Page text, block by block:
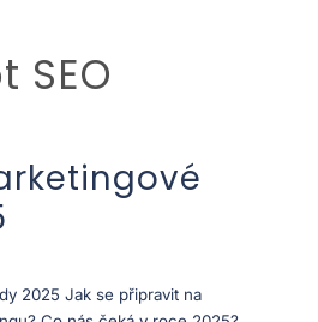
SEO
2025 Jak se připravit na